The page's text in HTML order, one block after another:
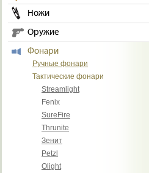
Ножи
Оружие
Фонари
Ручные фонари
Тактические фонари
Streamlight
Fenix
SureFire
Thrunite
Зенит
Petzl
Olight